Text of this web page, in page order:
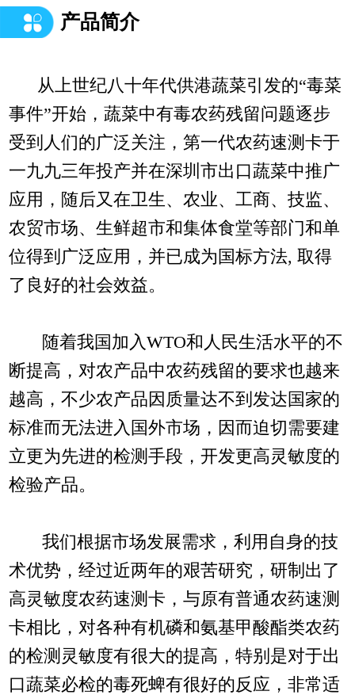
产品简介
从上世纪八十年代供港蔬菜引发的“毒菜
事件”开始，蔬菜中有毒农药残留问题逐步
受到人们的广泛关注，第一代农药速测卡于
一九九三年投产并在深圳市出口蔬菜中推广
应用，随后又在卫生、农业、工商、技监、
农贸市场、生鲜超市和集体食堂等部门和单
位得到广泛应用，并已成为国标方法, 取得
了良好的社会效益。
随着我国加入WTO和人民生活水平的不
断提高，对农产品中农药残留的要求也越来
越高，不少农产品因质量达不到发达国家的
标准而无法进入国外市场，因而迫切需要建
立更为先进的检测手段，开发更高灵敏度的
检验产品。
我们根据市场发展需求，利用自身的技
术优势，经过近两年的艰苦研究，研制出了
高灵敏度农药速测卡，与原有普通农药速测
卡相比，对各种有机磷和氨基甲酸酯类农药
的检测灵敏度有很大的提高，特别是对于出
口蔬菜必检的毒死蜱有很好的反应，非常适